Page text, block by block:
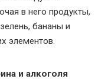
в него продукты,
бананы и
элементов.
и алкоголя